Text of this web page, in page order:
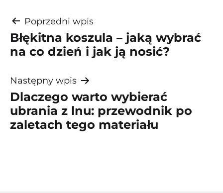
Nawigacja
wpisu
Poprzedni wpis
Błękitna koszula – jaką wybrać
na co dzień i jak ją nosić?
Następny wpis
Dlaczego warto wybierać
ubrania z lnu: przewodnik po
zaletach tego materiału